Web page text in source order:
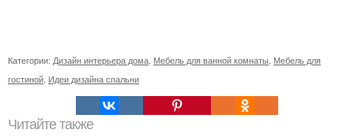
Категории: Дизайн интерьера дома Мебель для ванной комнаты Мебель для
гостиной Идеи дизайна спальни
Читайте также